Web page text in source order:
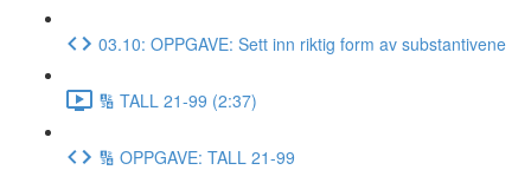
03.10: OPPGAVE: Sett inn riktig form av substantivene
🔢 TALL 21-99 (2:37)
🔢 OPPGAVE: TALL 21-99